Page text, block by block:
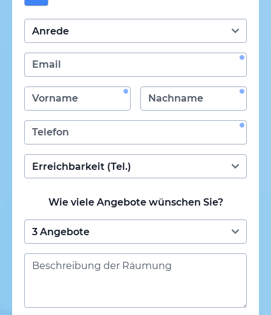
Wie viele Angebote wünschen Sie?